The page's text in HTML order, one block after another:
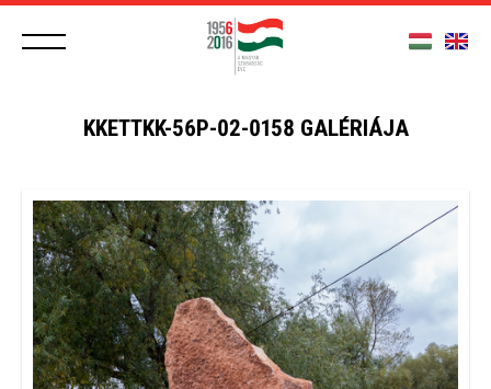
KKETTKK-56P-02-0158 GALÉRIÁJA